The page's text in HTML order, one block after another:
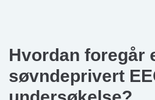
Hvordan foregår
søvndeprivert